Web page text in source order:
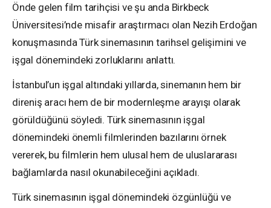
Önde gelen film tarihçisi ve şu anda Birkbeck
Üniversitesi’nde misafir araştırmacı olan Nezih Erdoğan
konuşmasında Türk sinemasının tarihsel gelişimini ve
işgal dönemindeki zorluklarını anlattı.
İstanbul’un işgal altındaki yıllarda, sinemanın hem bir
direniş aracı hem de bir modernleşme arayışı olarak
görüldüğünü söyledi. Türk sinemasının işgal
dönemindeki önemli filmlerinden bazılarını örnek
vererek, bu filmlerin hem ulusal hem de uluslararası
bağlamlarda nasıl okunabileceğini açıkladı.
Türk sinemasının işgal dönemindeki özgünlüğü ve